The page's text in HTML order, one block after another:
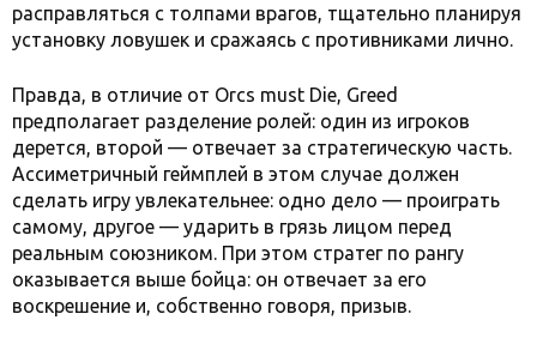
расправляться с толпами врагов, тщательно планируя
установку ловушек и сражаясь с противниками лично.
Правда, в отличие от Orcs must Die, Greed
предполагает разделение ролей: один из игроков
дерется, второй — отвечает за стратегическую часть.
Ассиметричный геймплей в этом случае должен
сделать игру увлекательнее: одно дело — проиграть
самому, другое — ударить в грязь лицом перед
реальным союзником. При этом стратег по рангу
оказывается выше бойца: он отвечает за его
воскрешение и, собственно говоря, призыв.